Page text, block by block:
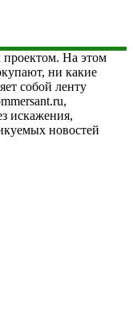
проектом. На этом
ни какие
собой ленту
искажения,
новостей